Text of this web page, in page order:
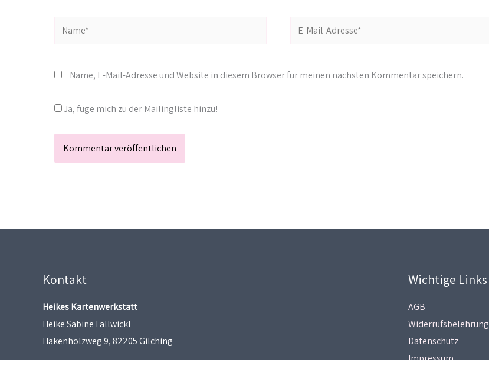
Name*
Name, E-Mail-Adresse und Website in diesem Browser für meinen nächsten Kommentar speichern.
Ja, füge mich zu der Mailingliste hinzu!
Kontakt
Heikes Kartenwerkstatt
Heike Sabine Fallwickl
Hakenholzweg 9, 82205 Gilching
Wichtige Links
AGB
Widerrufsbelehrung
Datenschutz
Impressum